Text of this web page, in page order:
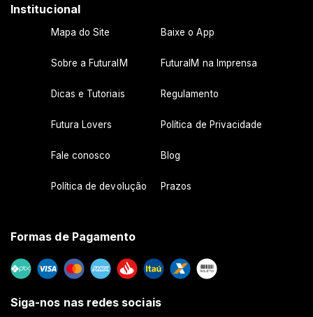
Institucional
Mapa do Site Baixe o App
Sobre a FuturaIM FuturaIM na Imprensa
Dicas e Tutoriais Regulamento
Futura Lovers Política de Privacidade
Fale conosco Blog
Política de devolução Prazos
Formas de Pagamento
Siga-nos nas redes sociais